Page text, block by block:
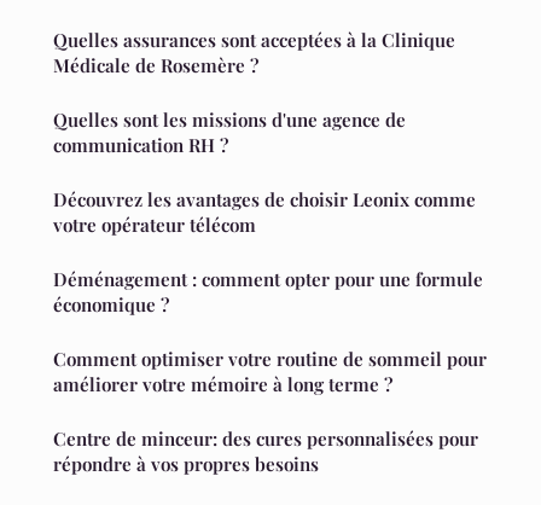
Quelles assurances sont acceptées à la Clinique
Médicale de Rosemère ?
Quelles sont les missions d'une agence de
communication RH ?
Découvrez les avantages de choisir Leonix comme
votre opérateur télécom
Déménagement : comment opter pour une formule
économique ?
Comment optimiser votre routine de sommeil pour
améliorer votre mémoire à long terme ?
Centre de minceur: des cures personnalisées pour
répondre à vos propres besoins